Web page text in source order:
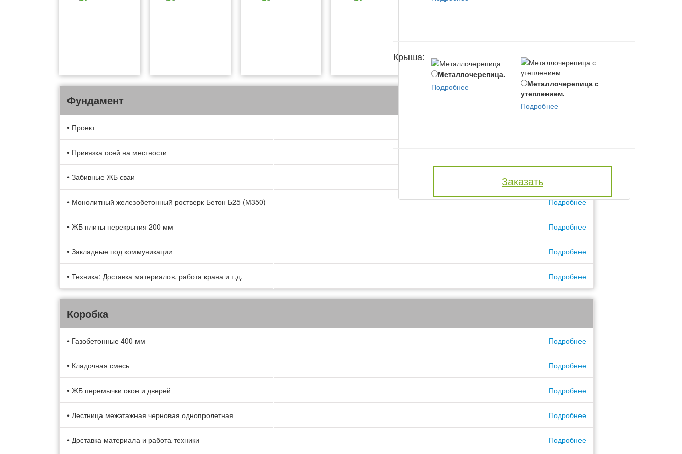
Фундамент
• Проект
• Привязка осей на местности
• Забивные ЖБ сваи
• Монолитный железобетонный ростверк Бетон Б25 (М350) Подробнее
• ЖБ плиты перекрытия 200 мм Подробнее
• Закладные под коммуникации Подробнее
• Техника: Доставка материалов, работа крана и т.д. Подробнее
Коробка
• Газобетонные 400 мм Подробнее
• Кладочная смесь Подробнее
• ЖБ перемычки окон и дверей Подробнее
• Лестница межэтажная черновая однопролетная Подробнее
• Доставка материала и работа техники Подробнее
Крыша:
Металлочерепица.
Подробнее
Металлочерепица с
утеплением.
Подробнее
Заказать